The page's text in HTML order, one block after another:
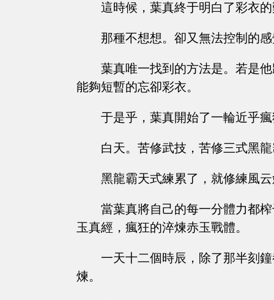
這時候，葉真終于明白了彩衣
那種不想想。卻又無法控制的
葉真唯一找到的方法是。若是
能夠短暫的忘卻彩衣。
于是乎，葉真開始了一輪近乎
白天。苦修武技，苦修三式黑
黑龍霸天式練累了，就修練風
當葉真將自己的每一分體力都
玉真經，瘋狂的淬煉赤玉戰體。
一天十二個時辰，除了那半刻
煉。